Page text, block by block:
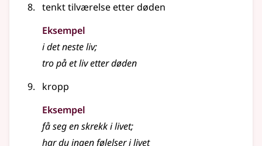
tenkt tilværelse etter døden
Eksempel
i det nesteliv;
tro på et liv etter døden
kropp
Eksempel
få seg en skrekk i livet;
har du ingen følelser i livet